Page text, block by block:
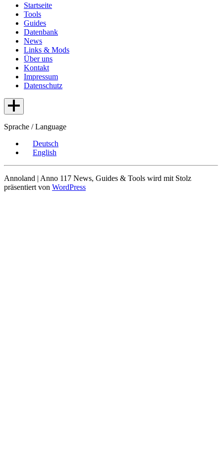
Startseite
Tools
Guides
Datenbank
News
Links & Mods
Über uns
Kontakt
Impressum
Datenschutz
Sprache / Language
Deutsch
English
Annoland | Anno 117 News, Guides & Tools wird mit Stolz
präsentiert von WordPress